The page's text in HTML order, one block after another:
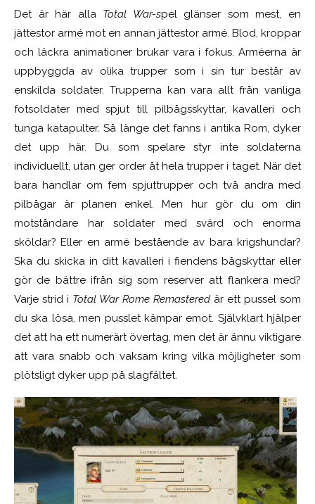
Det är här alla Total War-spel glänser som mest, en
jättestor armé mot en annan jättestor armé. Blod, kroppar
och läckra animationer brukar vara i fokus. Arméerna är
uppbyggda av olika trupper som i sin tur består av
enskilda soldater. Trupperna kan vara allt från vanliga
fotsoldater med spjut till pilbågsskyttar, kavalleri och
tunga katapulter. Så länge det fanns i antika Rom, dyker
det upp här. Du som spelare styr inte soldaterna
individuellt, utan ger order åt hela trupper i taget. När det
bara handlar om fem spjuttrupper och två andra med
pilbågar är planen enkel. Men hur gör du om din
motståndare har soldater med svärd och enorma
sköldar? Eller en armé bestående av bara krigshundar?
Ska du skicka in ditt kavalleri i fiendens bågskyttar eller
gör de bättre ifrån sig som reserver att flankera med?
Varje strid i Total War Rome Remastered är ett pussel som
du ska lösa, men pusslet kämpar emot. Självklart hjälper
det att ha ett numerärt övertag, men det är ännu viktigare
att vara snabb och vaksam kring vilka möjligheter som
plötsligt dyker upp på slagfältet.